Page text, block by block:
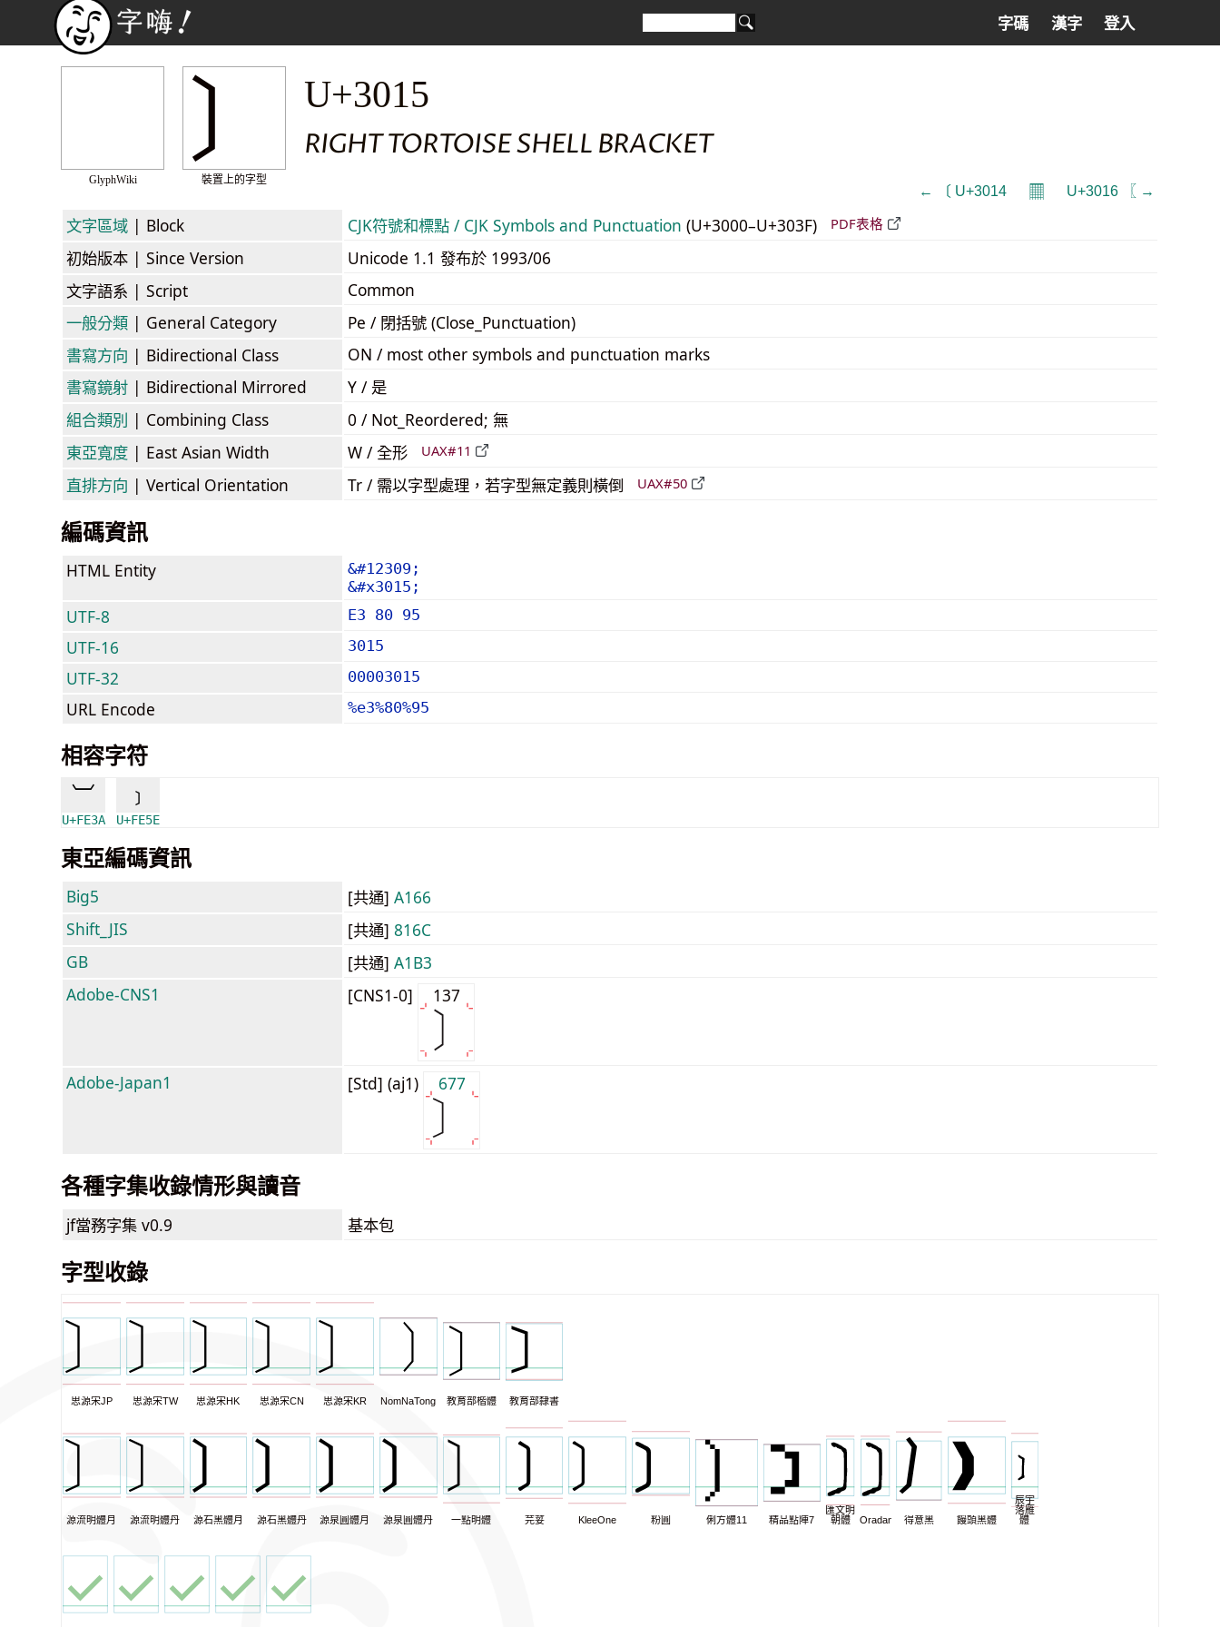
字碼 漢字 登入
GlyphWiki
〕
裝置上的字型
U+3015
RIGHT TORTOISE SHELL BRACKET
← 〔 U+3014 𝄜 U+3016 〖 →
文字區域 | Block CJK符號和標點 / CJK Symbols and Punctuation (U+3000–U+303F) PDF表格
初始版本 | Since Version
Unicode 1.1 發布於 1993/06
文字語系 | Script
Common
一般分類 | General Category
Pe / 閉括號 (Close_Punctuation)
書寫方向 | Bidirectional Class
ON / most other symbols and punctuation marks
書寫鏡射 | Bidirectional Mirrored
Y / 是
組合類別 | Combining Class
0 / Not_Reordered; 無
東亞寬度 | East Asian Width W / 全形 UAX#11
直排方向 | Vertical Orientation Tr / 需以字型處理，若字型無定義則橫倒 UAX#50
編碼資訊
HTML Entity
&#12309;
&#x3015;
UTF-8 E3 80 95
UTF-16 3015
UTF-32 00003015
URL Encode %e3%80%95
相容字符
︺
U+FE3A
﹞
U+FE5E
東亞編碼資訊
Big5 [共通] A166
Shift_JIS
[共通] 816C
GB
[共通] A1B3
Adobe-CNS1
[CNS1-0] 137
Adobe-Japan1 [Std] (aj1) 677
各種字集收錄情形與讀音
jf當務字集 v0.9 基本包
字型收錄
思源宋JP 思源宋TW 思源宋HK 思源宋CN 思源宋KR NomNaTong 教育部楷體 教育部隸書
源流明體月 源流明體丹 源石黑體月 源石黑體丹 源泉圓體月 源泉圓體丹 一點明體 芫荽 KleeOne 粉圓 俐方體11 精品點陣7
匯文明
朝體
Oradano 得意黑 饅頭黑體
辰宇
落雁
體